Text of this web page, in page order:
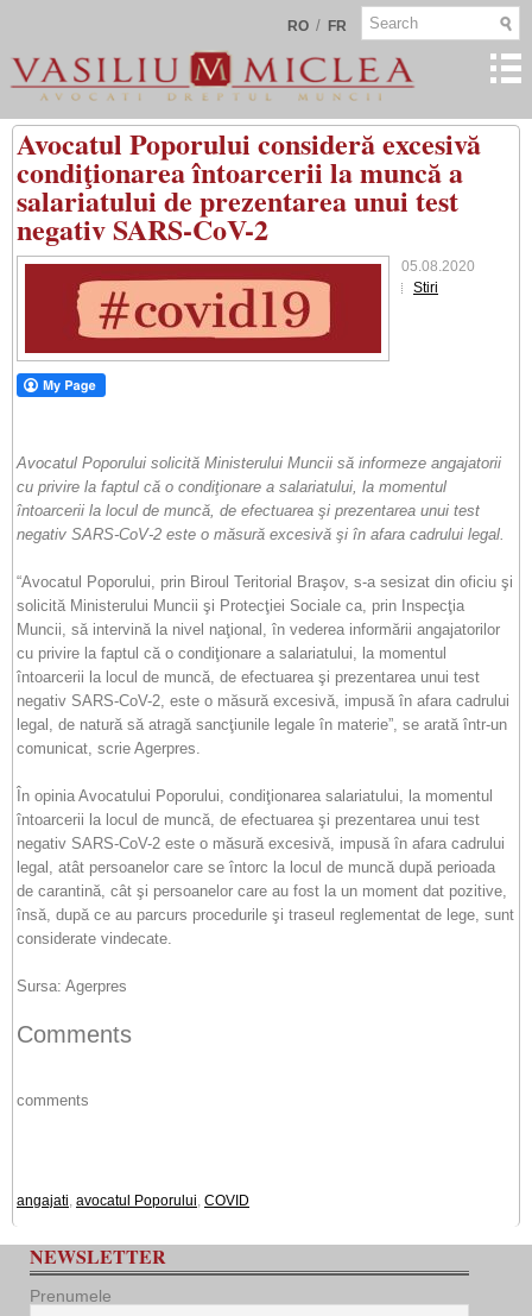
RO / FR
Avocatul Poporului consideră excesivă
condiţionarea întoarcerii la muncă a
salariatului de prezentarea unui test
negativ SARS-CoV-2
05.08.2020
Stiri
Avocatul Poporului solicită Ministerului Muncii să informeze angajatorii
cu privire la faptul că o condiţionare a salariatului, la momentul
întoarcerii la locul de muncă, de efectuarea şi prezentarea unui test
negativ SARS-CoV-2 este o măsură excesivă şi în afara cadrului legal.
“Avocatul Poporului, prin Biroul Teritorial Braşov, s-a sesizat din oficiu şi
solicită Ministerului Muncii şi Protecţiei Sociale ca, prin Inspecţia
Muncii, să intervină la nivel naţional, în vederea informării angajatorilor
cu privire la faptul că o condiţionare a salariatului, la momentul
întoarcerii la locul de muncă, de efectuarea şi prezentarea unui test
negativ SARS-CoV-2, este o măsură excesivă, impusă în afara cadrului
legal, de natură să atragă sancţiunile legale în materie”, se arată într-un
comunicat, scrie Agerpres.
În opinia Avocatului Poporului, condiţionarea salariatului, la momentul
întoarcerii la locul de muncă, de efectuarea şi prezentarea unui test
negativ SARS-CoV-2 este o măsură excesivă, impusă în afara cadrului
legal, atât persoanelor care se întorc la locul de muncă după perioada
de carantină, cât şi persoanelor care au fost la un moment dat pozitive,
însă, după ce au parcurs procedurile şi traseul reglementat de lege, sunt
considerate vindecate.
Sursa: Agerpres
Comments
comments
angajati, avocatul Poporului, COVID
NEWSLETTER
Prenumele